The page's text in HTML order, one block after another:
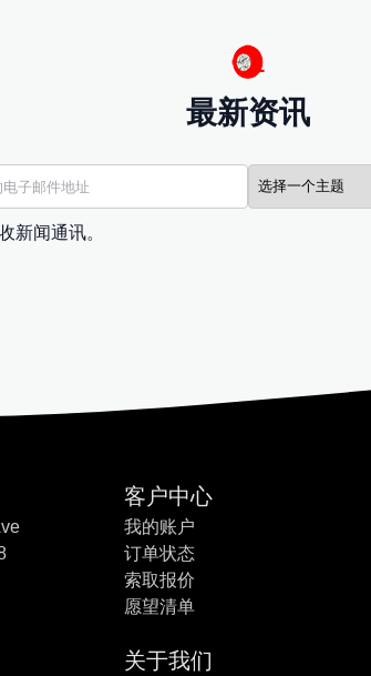
最新资讯
新闻通讯。
客户中心
我的账户
订单状态
索取报价
愿望清单
关于我们